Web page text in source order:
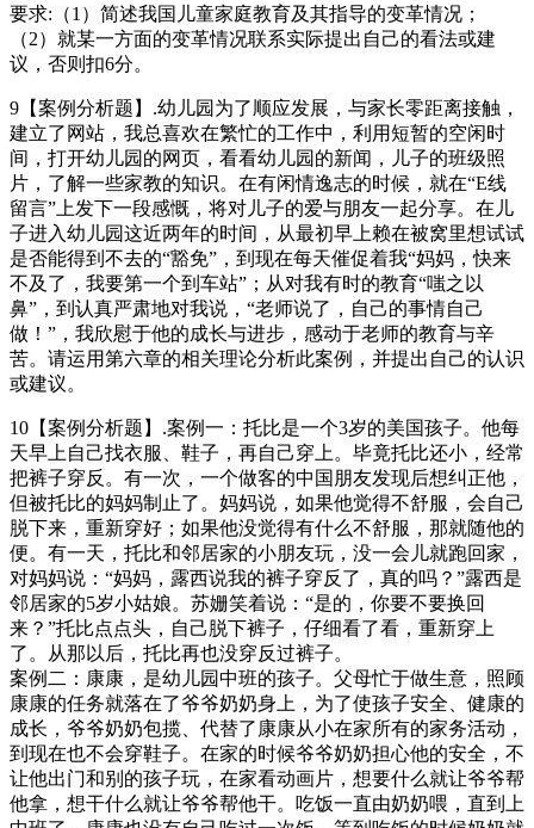
要求:（1）简述我国儿童家庭教育及其指导的变革情况；
（2）就某一方面的变革情况联系实际提出自己的看法或建
议，否则扣6分。
9【案例分析题】.幼儿园为了顺应发展，与家长零距离接触，
建立了网站，我总喜欢在繁忙的工作中，利用短暂的空闲时
间，打开幼儿园的网页，看看幼儿园的新闻，儿子的班级照
片，了解一些家教的知识。在有闲情逸志的时候，就在“E线
留言”上发下一段感慨，将对儿子的爱与朋友一起分享。在儿
子进入幼儿园这近两年的时间，从最初早上赖在被窝里想试试
是否能得到不去的“豁免”，到现在每天催促着我“妈妈，快来
不及了，我要第一个到车站”；从对我有时的教育“嗤之以
鼻”，到认真严肃地对我说，“老师说了，自己的事情自己
做！”，我欣慰于他的成长与进步，感动于老师的教育与辛
苦。请运用第六章的相关理论分析此案例，并提出自己的认识
或建议。
10【案例分析题】.案例一：托比是一个3岁的美国孩子。他每
天早上自己找衣服、鞋子，再自己穿上。毕竟托比还小，经常
把裤子穿反。有一次，一个做客的中国朋友发现后想纠正他，
但被托比的妈妈制止了。妈妈说，如果他觉得不舒服，会自己
脱下来，重新穿好；如果他没觉得有什么不舒服，那就随他的
便。有一天，托比和邻居家的小朋友玩，没一会儿就跑回家，
对妈妈说：“妈妈，露西说我的裤子穿反了，真的吗？”露西是
邻居家的5岁小姑娘。苏姗笑着说：“是的，你要不要换回
来？”托比点点头，自己脱下裤子，仔细看了看，重新穿上
了。从那以后，托比再也没穿反过裤子。
案例二：康康，是幼儿园中班的孩子。父母忙于做生意，照顾
康康的任务就落在了爷爷奶奶身上，为了使孩子安全、健康的
成长，爷爷奶奶包揽、代替了康康从小在家所有的家务活动，
到现在也不会穿鞋子。在家的时候爷爷奶奶担心他的安全，不
让他出门和别的孩子玩，在家看动画片，想要什么就让爷爷帮
他拿，想干什么就让爷爷帮他干。吃饭一直由奶奶喂，直到上